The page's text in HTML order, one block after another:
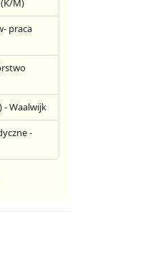
M)
praca
- Waalwijk
-